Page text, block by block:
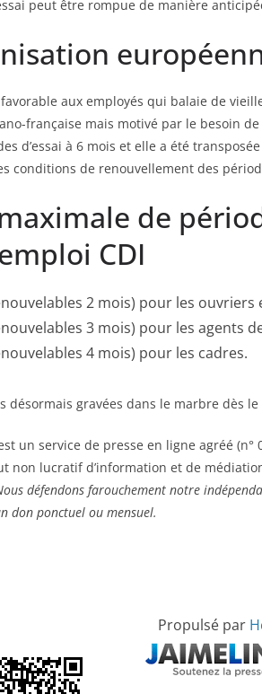
peut être rompue de manière
aux employés qui balaie de
française mais motivé par le besoin
d’essai à 6 mois et elle a été
conditions de renouvellement des
de période
CDI
2 mois) pour les ouvriers
3 mois) pour les agents
4 mois) pour les cadres.
désormais gravées dans le marbre dès
un service de presse en ligne agréé (n°
non lucratif d’information et de
défendons farouchement notre
don ponctuel ou mensuel.
Propulsé par